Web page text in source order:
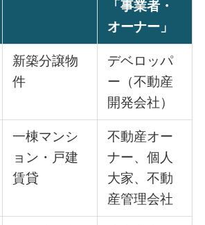
「事業者・
オーナー」
新築分譲物
件
デベロッパ
ー（不動産
開発会社）
一棟マンシ
ョン・戸建
賃貸
不動産オー
ナー、個人
大家、不動
産管理会社